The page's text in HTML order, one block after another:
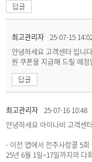
답글
최고관리자 25-07-15
안녕하세요 고객센터 입니
원 쿠폰을 지급해 드릴 예
답글
최고관리자 25-07-16 10:48
안녕하세요 아이나비 고객센
- 이전 앱에서 전주사랑콜 5
25년 6월 1일~17일까지의 다